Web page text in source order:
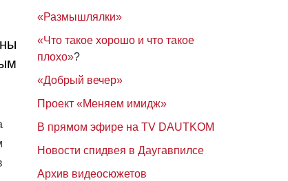
«Размышлялки»
«Что такое хорошо и что такое
плохо»?
«Добрый вечер»
Проект «Меняем имидж»
В прямом эфире на TV DAUTKOM
Новости спидвея в Даугавпилсе
Архив видеосюжетов